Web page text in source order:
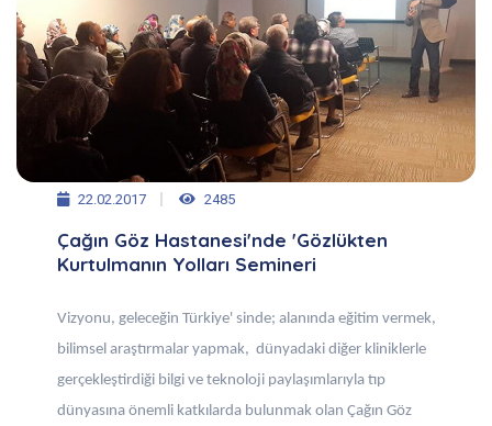
22.02.2017 2485
Çağın Göz Hastanesi'nde 'Gözlükten
Kurtulmanın Yolları Semineri
Vizyonu, geleceğin Türkiye' sinde; alanında eğitim vermek,
bilimsel araştırmalar yapmak, dünyadaki diğer kliniklerle
gerçekleştirdiği bilgi ve teknoloji paylaşımlarıyla tıp
dünyasına önemli katkılarda bulunmak olan Çağın Göz